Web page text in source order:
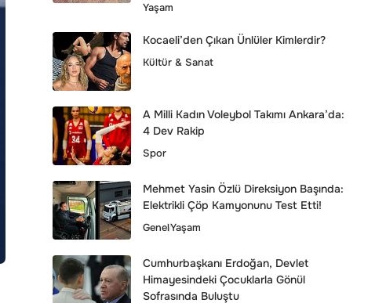
Yaşam
Kocaeli’den Çıkan Ünlüler Kimlerdir?
Kültür & Sanat
A Milli Kadın Voleybol Takımı Ankara’da:
4 Dev Rakip
Spor
Mehmet Yasin Özlü Direksiyon Başında:
Elektrikli Çöp Kamyonunu Test Etti!
GenelYaşam
Cumhurbaşkanı Erdoğan, Devlet
Himayesindeki Çocuklarla Gönül
Sofrasında Buluştu